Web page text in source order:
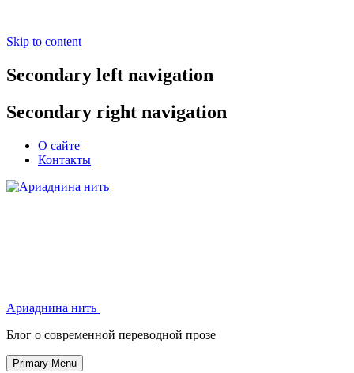
Skip to content
Secondary left navigation
Secondary right navigation
О сайте
Контакты
Ариаднина нить
Блог о современной переводной прозе
Primary Menu